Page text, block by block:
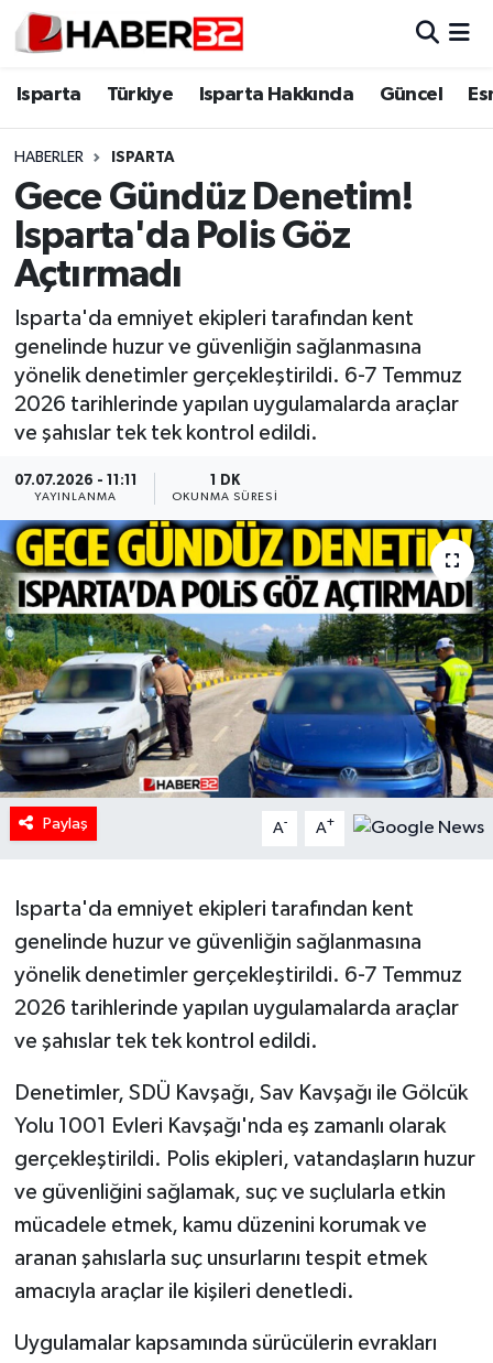
Isparta Türkiye Isparta Hakkında Güncel
HABERLER ISPARTA
Gece Gündüz Denetim!
Isparta'da Polis Göz
Açtırmadı
Isparta'da emniyet ekipleri tarafından kent
genelinde huzur ve güvenliğin sağlanmasına
yönelik denetimler gerçekleştirildi. 6-7 Temmuz
2026 tarihlerinde yapılan uygulamalarda araçlar
ve şahıslar tek tek kontrol edildi.
07.07.2026 - 11:11
YAYINLANMA
1 DK
OKUNMA SÜRESI
Paylaş A- A+
Isparta'da emniyet ekipleri tarafından kent
genelinde huzur ve güvenliğin sağlanmasına
yönelik denetimler gerçekleştirildi. 6-7 Temmuz
2026 tarihlerinde yapılan uygulamalarda araçlar
ve şahıslar tek tek kontrol edildi.
Denetimler, SDÜ Kavşağı, Sav Kavşağı ile Gölcük
Yolu 1001 Evleri Kavşağı'nda eş zamanlı olarak
gerçekleştirildi. Polis ekipleri, vatandaşların huzur
ve güvenliğini sağlamak, suç ve suçlularla etkin
mücadele etmek, kamu düzenini korumak ve
aranan şahıslarla suç unsurlarını tespit etmek
amacıyla araçlar ile kişileri denetledi.
Uygulamalar kapsamında sürücülerin evrakları
Isparta
Esnaf Diyor ki;
ASAYİŞ
BİLİM VE TEKNOLOJİ
EĞİTİM
GENEL
Güncel
HABERDE İNSAN
İlginç
KÜLTÜR SANAT
MAGAZİN
Oyun
POLİTİKA
Spor
Tarihi Yapılarımız
Teknoloji
Türkiye
İletişim
Isparta Nöbetçi Eczaneler
Isparta Trafik Yoğunluk Haritası
Süper Lig Puan Durumu ve Fikstür
Tüm Manşetler
Son Dakika Haberleri
Haber Arşivi